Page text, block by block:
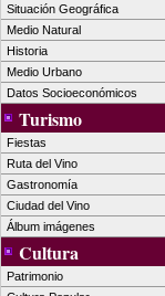
Situación Geográfica
Medio Natural
Historia
Medio Urbano
Datos Socioeconómicos
Turismo
Fiestas
Ruta del Vino
Gastronomía
Ciudad del Vino
Álbum imágenes
Cultura
Patrimonio